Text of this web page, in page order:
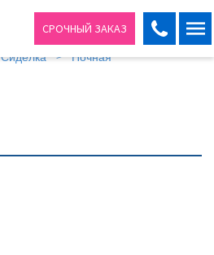
СРОЧНЫЙ ЗАКАЗ
+7 (495) 648-50-01
Сиделка
Ночная